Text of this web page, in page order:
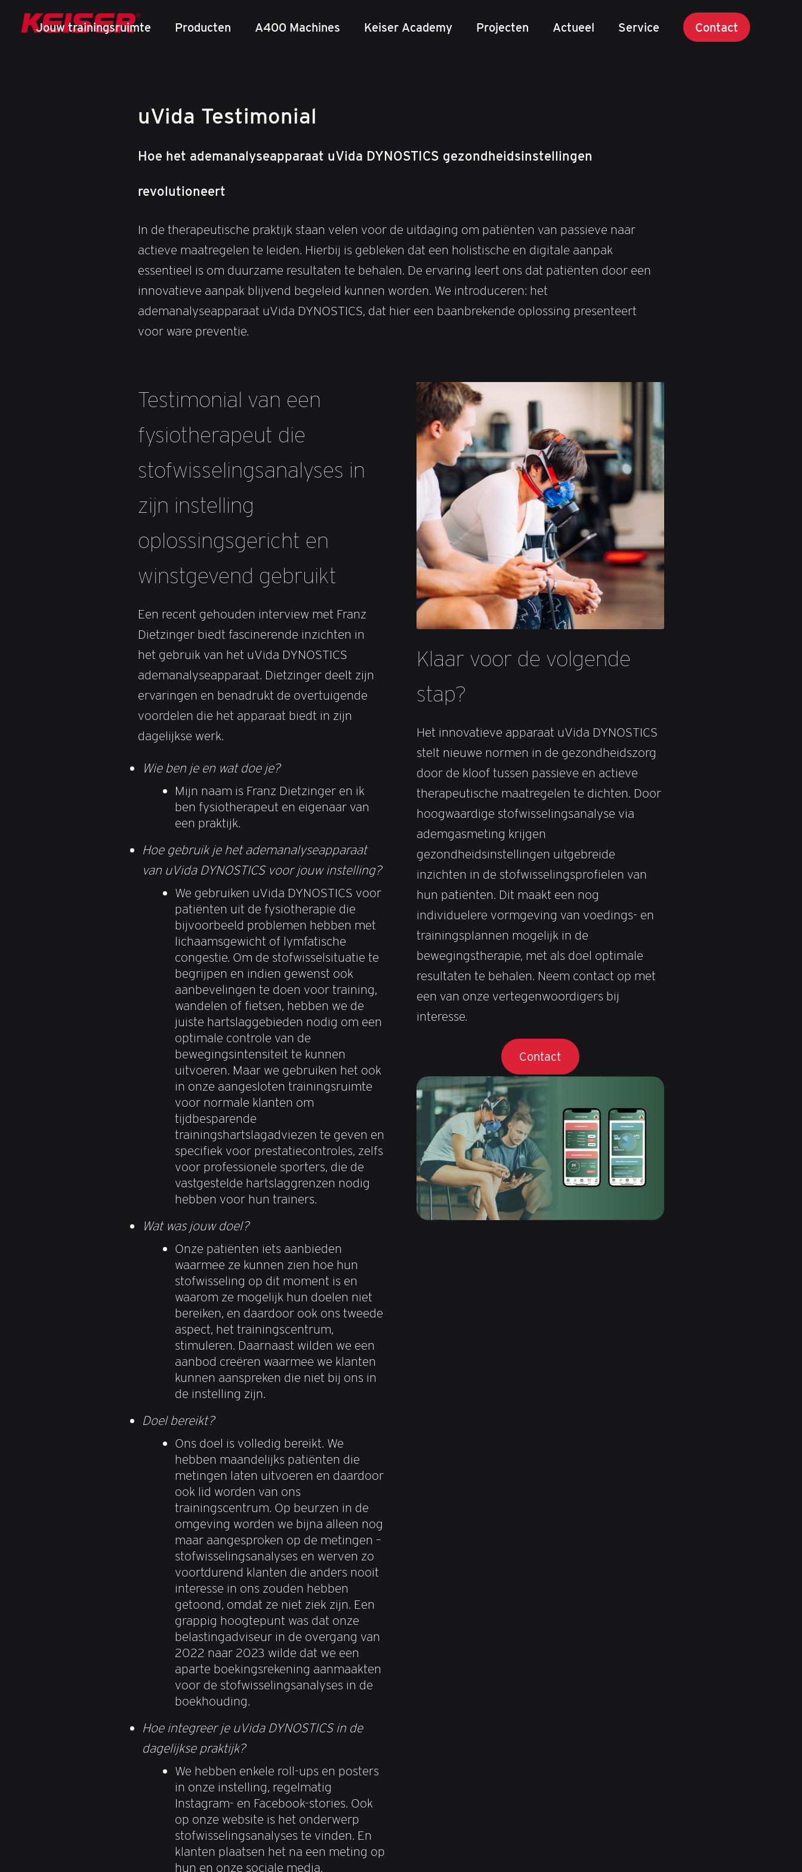
Jouw trainingsruimte Producten A400 Machines Keiser Academy Projecten Actueel Service Contact
uVida Testimonial
Hoe het ademanalyseapparaat uVida DYNOSTICS gezondheidsinstellingen
revolutioneert
In de therapeutische praktijk staan velen voor de uitdaging om patiënten van passieve naar
actieve maatregelen te leiden. Hierbij is gebleken dat een holistische en digitale aanpak
essentieel is om duurzame resultaten te behalen. De ervaring leert ons dat patiënten door een
innovatieve aanpak blijvend begeleid kunnen worden. We introduceren: het
ademanalyseapparaat uVida DYNOSTICS, dat hier een baanbrekende oplossing presenteert
voor ware preventie.
Testimonial van een
fysiotherapeut die
stofwisselingsanalyses in
zijn instelling
oplossingsgericht en
winstgevend gebruikt
Een recent gehouden interview met Franz
Dietzinger biedt fascinerende inzichten in
het gebruik van het uVida DYNOSTICS
ademanalyseapparaat. Dietzinger deelt zijn
ervaringen en benadrukt de overtuigende
voordelen die het apparaat biedt in zijn
dagelijkse werk.
Wie ben je en wat doe je?
Mijn naam is Franz Dietzinger en ik
ben fysiotherapeut en eigenaar van
een praktijk.
Hoe gebruik je het ademanalyseapparaat
van uVida DYNOSTICS voor jouw instelling?
We gebruiken uVida DYNOSTICS voor
patiënten uit de fysiotherapie die
bijvoorbeeld problemen hebben met
lichaamsgewicht of lymfatische
congestie. Om de stofwisselsituatie te
begrijpen en indien gewenst ook
aanbevelingen te doen voor training,
wandelen of fietsen, hebben we de
juiste hartslaggebieden nodig om een
optimale controle van de
bewegingsintensiteit te kunnen
uitvoeren. Maar we gebruiken het ook
in onze aangesloten trainingsruimte
voor normale klanten om
tijdbesparende
trainingshartslagadviezen te geven en
specifiek voor prestatiecontroles, zelfs
voor professionele sporters, die de
vastgestelde hartslaggrenzen nodig
hebben voor hun trainers.
Wat was jouw doel?
Onze patiënten iets aanbieden
waarmee ze kunnen zien hoe hun
stofwisseling op dit moment is en
waarom ze mogelijk hun doelen niet
bereiken, en daardoor ook ons tweede
aspect, het trainingscentrum,
stimuleren. Daarnaast wilden we een
aanbod creëren waarmee we klanten
kunnen aanspreken die niet bij ons in
de instelling zijn.
Doel bereikt?
Ons doel is volledig bereikt. We
hebben maandelijks patiënten die
metingen laten uitvoeren en daardoor
ook lid worden van ons
trainingscentrum. Op beurzen in de
omgeving worden we bijna alleen nog
maar aangesproken op de metingen –
stofwisselingsanalyses en werven zo
voortdurend klanten die anders nooit
interesse in ons zouden hebben
getoond, omdat ze niet ziek zijn. Een
grappig hoogtepunt was dat onze
belastingadviseur in de overgang van
2022 naar 2023 wilde dat we een
aparte boekingsrekening aanmaakten
voor de stofwisselingsanalyses in de
boekhouding.
Hoe integreer je uVida DYNOSTICS in de
dagelijkse praktijk?
We hebben enkele roll-ups en posters
in onze instelling, regelmatig
Instagram- en Facebook-stories. Ook
op onze website is het onderwerp
stofwisselingsanalyses te vinden. En
klanten plaatsen het na een meting op
hun en onze sociale media.
Klaar voor de volgende
stap?
Het innovatieve apparaat uVida DYNOSTICS
stelt nieuwe normen in de gezondheidszorg
door de kloof tussen passieve en actieve
therapeutische maatregelen te dichten. Door
hoogwaardige stofwisselingsanalyse via
ademgasmeting krijgen
gezondheidsinstellingen uitgebreide
inzichten in de stofwisselingsprofielen van
hun patiënten. Dit maakt een nog
individuelere vormgeving van voedings- en
trainingsplannen mogelijk in de
bewegingstherapie, met als doel optimale
resultaten te behalen. Neem contact op met
een van onze vertegenwoordigers bij
interesse.
Contact